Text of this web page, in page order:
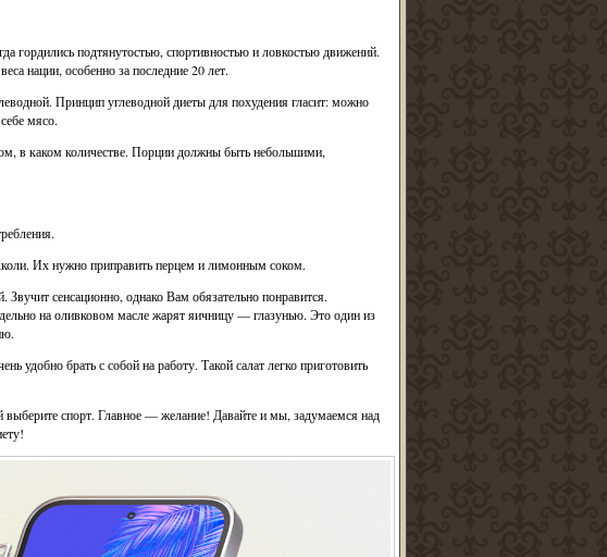
гордились подтянутостью, спортивностью и ловкостью движений.
нации, особенно за последние 20 лет.
Принцип углеводной диеты для похудения гласит: можно
мясо.
в каком количестве. Порции должны быть небольшими,
Их нужно приправить перцем и лимонным соком.
сенсационно, однако Вам обязательно понравится.
на оливковом масле жарят яичницу — глазунью. Это один из
удобно брать с собой на работу. Такой салат легко приготовить
выберите спорт. Главное — желание! Давайте и мы, задумаемся над